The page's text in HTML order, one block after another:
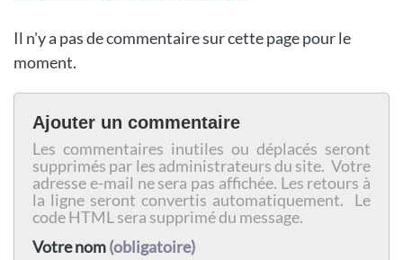
Il n'y a pas de commentaire sur cette page pour le
moment.
Ajouter un commentaire
Les commentaires inutiles ou déplacés seront
supprimés par les administrateurs du site. Votre
adresse e-mail ne sera pas affichée. Les retours à
la ligne seront convertis automatiquement. Le
code HTML sera supprimé du message.
Votre nom(obligatoire)